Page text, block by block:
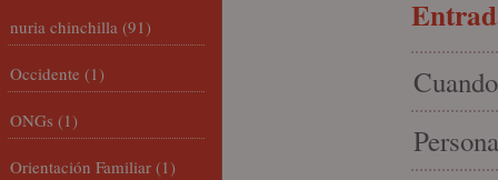
nuria chinchilla (91)
Occidente (1)
ONGs (1)
Orientación Familiar (1)